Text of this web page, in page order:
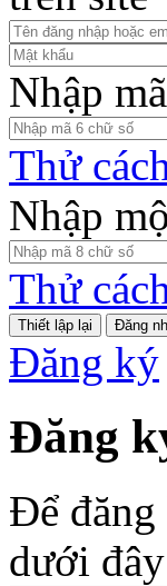
Nhập
Thử
Nhập
Thử
Đăng
Đăng ký
Đăng
Để đăng
dưới đây